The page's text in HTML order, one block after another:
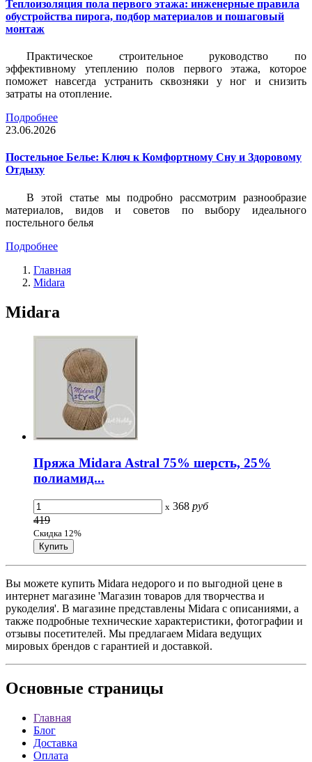
Теплоизоляция пола первого этажа: инженерные правила
обустройства пирога, подбор материалов и пошаговый
монтаж
Практическое строительное руководство по
эффективному утеплению полов первого этажа, которое
поможет навсегда устранить сквозняки у ног и снизить
затраты на отопление.
Подробнее
23.06.2026
Постельное Белье: Ключ к Комфортному Сну и Здоровому
Отдыху
В этой статье мы подробно рассмотрим разнообразие
материалов, видов и советов по выбору идеального
постельного белья
Подробнее
Главная
Midara
Midara
Пряжа Midara Astral 75% шерсть, 25%
полиамид...
x 368 руб
419
Скидка 12%
Вы можете купить Midara недорого и по выгодной цене в
интернет магазине 'Магазин товаров для творчества и
рукоделия'. В магазине представлены Midara с описаниями, а
также подробные технические характеристики, фотографии и
отзывы посетителей. Мы предлагаем Midara ведущих
мировых брендов с гарантией и доставкой.
Основные страницы
Главная
Блог
Доставка
Оплата